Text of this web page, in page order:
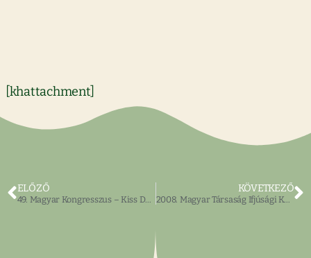
[khattachment]
ELŐZŐ
49. Magyar Kongresszus – Kiss Dénes
KÖVETKEZŐ
2008. Magyar Társaság Ifjúsági Képzőművészeti Kiállítás